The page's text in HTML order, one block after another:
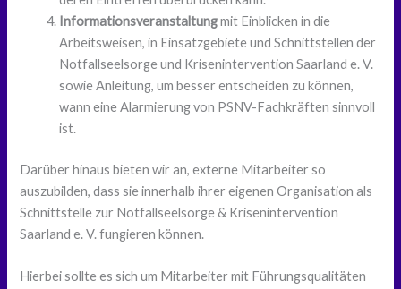
Informationsveranstaltungmit Einblicken in die
Arbeitsweisen, in Einsatzgebiete und Schnittstellen der
Notfallseelsorge und Krisenintervention Saarland e. V.
sowie Anleitung, um besser entscheiden zu können,
wann eine Alarmierung von PSNV-Fachkräften sinnvoll
ist.
Darüber hinaus bieten wir an, externe Mitarbeiter so
auszubilden, dass sie innerhalb ihrer eigenen Organisation als
Schnittstelle zur Notfallseelsorge & Krisenintervention
Saarland e. V. fungieren können.
Hierbei sollte es sich um Mitarbeiter mit Führungsqualitäten